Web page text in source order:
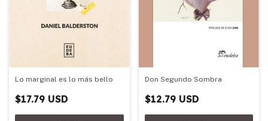
Lo marginal es lo más bello
$17.79 USD
Don Segundo Sombra
$12.79 USD